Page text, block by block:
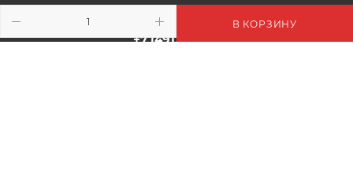
В КОРЗИНУ
- г.Рязань, Солотчинское шоссе д.2
ТК «АВРОРА»
+7 (4912) 77-82-04